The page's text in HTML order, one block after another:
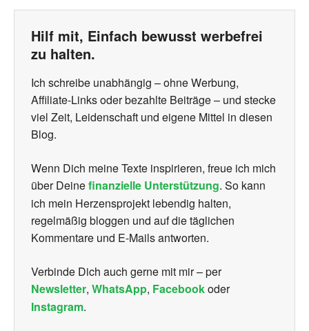
Hilf mit, Einfach bewusst werbefrei
zu halten.
Ich schreibe unabhängig – ohne Werbung,
Affiliate-Links oder bezahlte Beiträge – und stecke
viel Zeit, Leidenschaft und eigene Mittel in diesen
Blog.
Wenn Dich meine Texte inspirieren, freue ich mich
über Deinefinanzielle Unterstützung. So kann
ich mein Herzensprojekt lebendig halten,
regelmäßig bloggen und auf die täglichen
Kommentare und E-Mails antworten.
Verbinde Dich auch gerne mit mir – per
Newsletter, WhatsApp, Facebookoder
Instagram.